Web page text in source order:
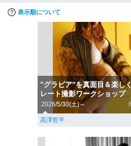
表示順について
”グラビア”を真面目＆楽し
レート撮影ワークショップ
2026/5/30(土)～
高澤哲平